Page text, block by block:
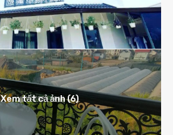
Xem tất cả ảnh (6)